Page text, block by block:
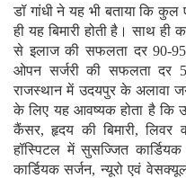
डॉ गांधी ने यह भी बताया कि
ही यह बिमारी होती है। साथ ही
से इलाज की सफलता दर 90-
ओपन सर्जरी की सफलता दर
राजस्थान में उदयपुर के अलावा
के लिए यह आवष्यक होता है कि
कैंसर, हृदय की बिमारी, लिवर
हॉस्पिटल में सुसज्जित
कार्डियक सर्जन, न्यूरो एवं